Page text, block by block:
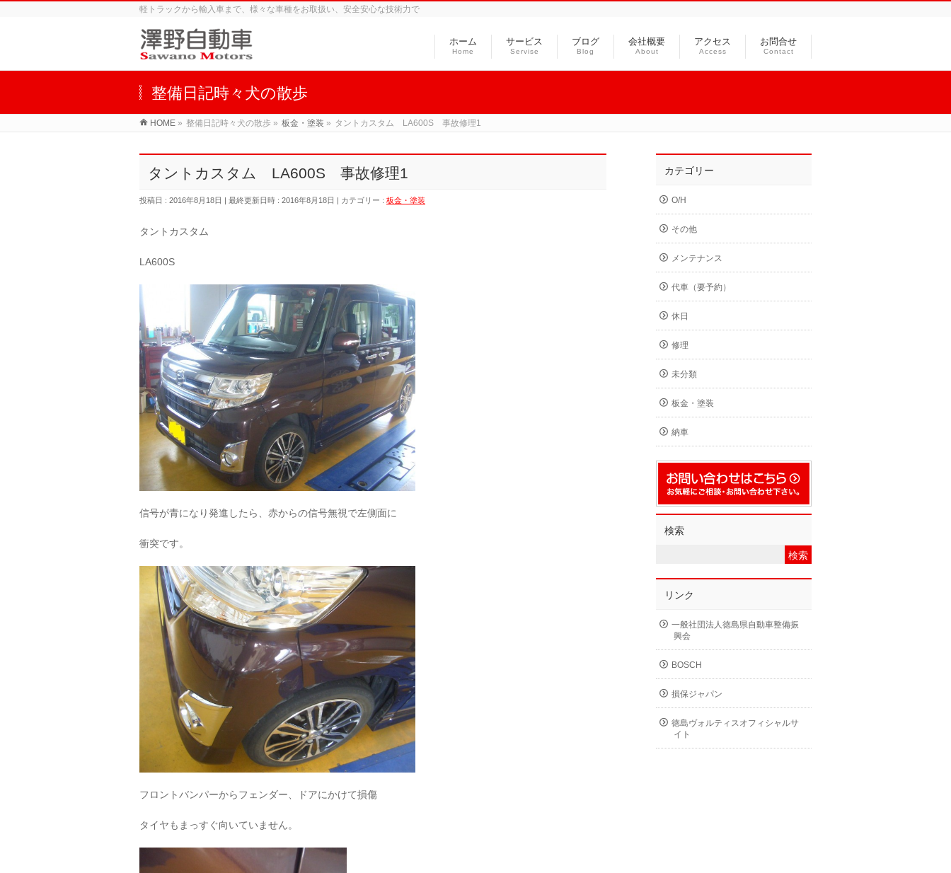
軽トラックから輸入車まで、様々な車種をお取扱い、安全安心な技術力で
ホーム
Home
サービス
Servise
ブログ
Blog
会社概要
About
アクセス
Access
お問合せ
Contact
整備日記時々犬の散歩
HOME » 整備日記時々犬の散歩 » 板金・塗装 » タントカスタム LA600S 事故修理1
タントカスタム LA600S 事故修理1
投稿日 : 2016年8月18日 最終更新日時 : 2016年8月18日 カテゴリー : 板金・塗装
タントカスタム
LA600S
信号が青になり発進したら、赤からの信号無視で左側面に
衝突です。
フロントバンパーからフェンダー、ドアにかけて損傷
タイヤもまっすぐ向いていません。
カテゴリー
O/H
その他
メンテナンス
代車（要予約）
休日
修理
未分類
板金・塗装
納車
検索
リンク
一般社団法人徳島県自動車整備振
興会
BOSCH
損保ジャパン
徳島ヴォルティスオフィシャルサ
イト